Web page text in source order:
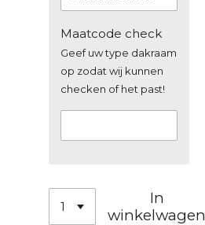
Maatcode check
Geef uw type dakraam
op zodat wij kunnen
checken of het past!
In